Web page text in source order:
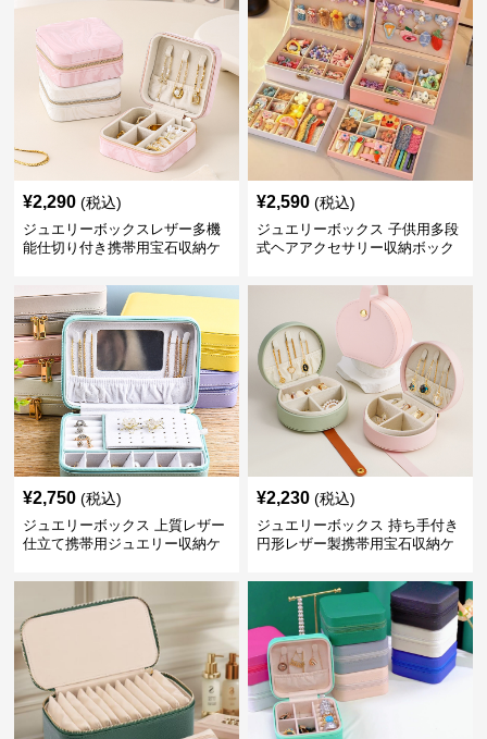
¥2,290 (税込)
ジュエリーボックスレザー多機
能仕切り付き携帯用宝石収納ケ
¥2,590 (税込)
ジュエリーボックス 子供用多段
式ヘアアクセサリー収納ボック
¥2,750 (税込)
ジュエリーボックス 上質レザー
仕立て携帯用ジュエリー収納ケ
¥2,230 (税込)
ジュエリーボックス 持ち手付き
円形レザー製携帯用宝石収納ケ